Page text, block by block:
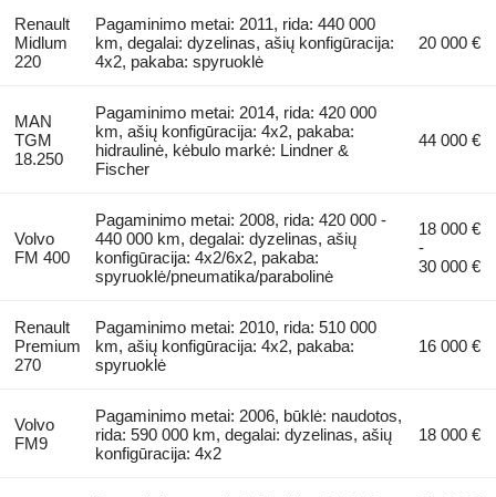
Renault
Midlum
220
Pagaminimo metai: 2011, rida: 440 000
km, degalai: dyzelinas, ašių konfigūracija:
4x2, pakaba: spyruoklė
20 000 €
MAN
TGM
18.250
Pagaminimo metai: 2014, rida: 420 000
km, ašių konfigūracija: 4x2, pakaba:
hidraulinė, kėbulo markė: Lindner &
Fischer
44 000 €
Volvo
FM 400
Pagaminimo metai: 2008, rida: 420 000 -
440 000 km, degalai: dyzelinas, ašių
konfigūracija: 4x2/6x2, pakaba:
spyruoklė/pneumatika/parabolinė
18 000 €
-
30 000 €
Renault
Premium
270
Pagaminimo metai: 2010, rida: 510 000
km, ašių konfigūracija: 4x2, pakaba:
spyruoklė
16 000 €
Volvo
FM9
Pagaminimo metai: 2006, būklė: naudotos,
rida: 590 000 km, degalai: dyzelinas, ašių
konfigūracija: 4x2
18 000 €